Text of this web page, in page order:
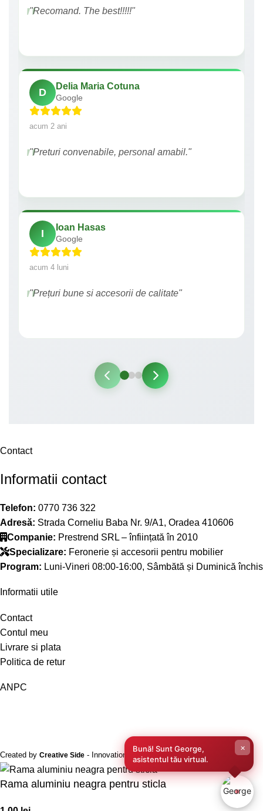
"Recomand. The best!!!!!"
D
Delia Maria Cotuna
Google
acum 2 ani
"Preturi convenabile, personal amabil."
I
Ioan Hasas
Google
acum 4 luni
"Prețuri bune si accesorii de calitate"
Contact
Informatii contact
Telefon: 0770 736 322
Adresă: Strada Corneliu Baba Nr. 9/A1, Oradea 410606
Companie: Prestrend SRL – înființată în 2010
Specializare: Feronerie și accesorii pentru mobilier
Program: Luni-Vineri 08:00-16:00, Sâmbătă și Duminică închis
Informatii utile
Contact
Contul meu
Livrare si plata
Politica de retur
ANPC
Created by Creative Side - Innovation Performance
Rama aluminiu neagra pentru sticla
Bună! Sunt George,
asistentul tău virtual.
×